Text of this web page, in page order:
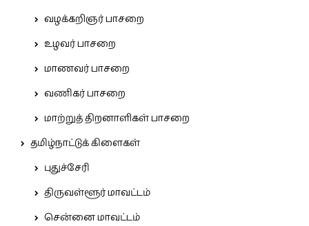
வழக்கறிஞர் பாசறை
உழவர் பாசறை
மாணவர் பாசறை
வணிகர் பாசறை
மாற்றுத் திறனாளிகள் பாசறை
தமிழ்நாட்டுக் கிளைகள்
புதுச்சேரி
திருவள்ளூர் மாவட்டம்
சென்னை மாவட்டம்